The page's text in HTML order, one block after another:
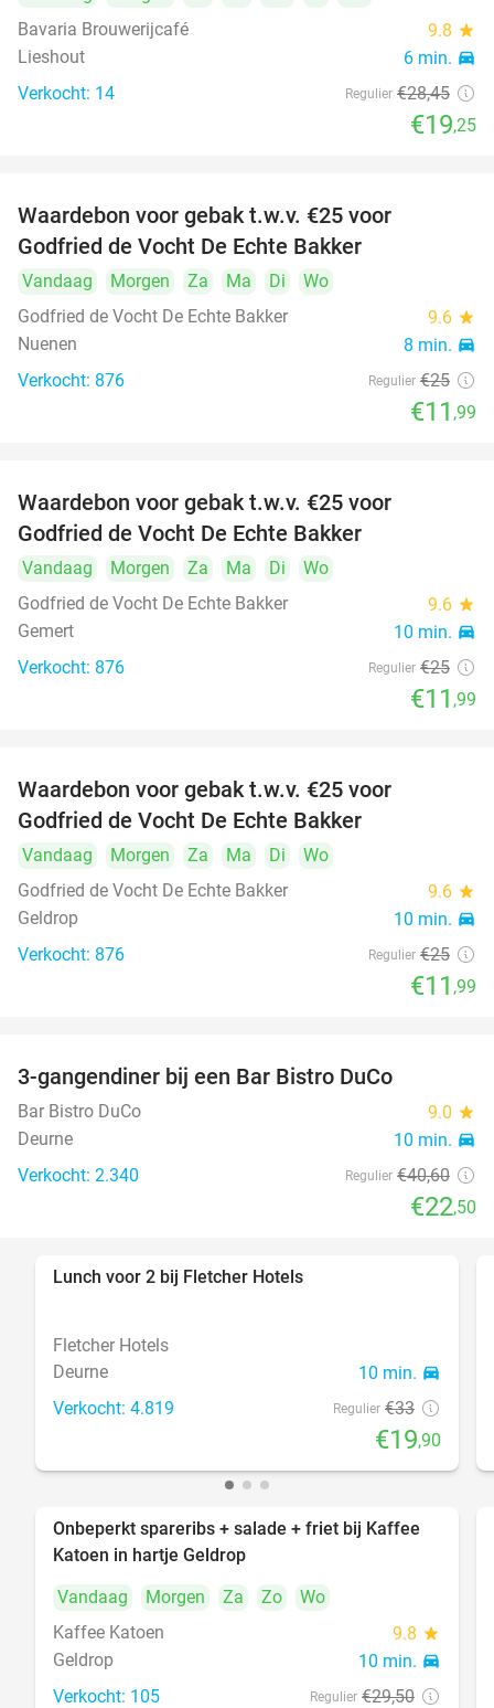
Bavaria Brouwerijcafé
9.8 star
Lieshout 6 min. directions_car
Verkocht: 14 Regulier €28,45
€19,25
Waardebon voor gebak t.w.v. €25 voor
Godfried de Vocht De Echte Bakker
Vandaag Morgen Za Ma Di
Wo
Godfried de Vocht De Echte Bakker
9.6 star
Nuenen 8 min. directions_car
Verkocht: 876 Regulier €25
€11 ,99
Waardebon voor gebak t.w.v. €25 voor
Godfried de Vocht De Echte Bakker
Vandaag Morgen Za Ma Di
Wo
Godfried de Vocht De Echte Bakker
9.6 star
Gemert 10 min. directions_car
Verkocht: 876 Regulier €25
€11 ,99
Waardebon voor gebak t.w.v. €25 voor
Godfried de Vocht De Echte Bakker
Vandaag Morgen Za Ma Di
Wo
Godfried de Vocht De Echte Bakker
9.6 star
Geldrop 10 min. directions_car
Verkocht: 876 Regulier €25
€11 ,99
3-gangendiner bij een Bar Bistro DuCo
Bar Bistro DuCo 9.0 star
Deurne 10 min. directions_car
Verkocht: 2.340 Regulier €40,60
€22,50
Lunch voor 2 bij Fletcher Hotels
Fletcher Hotels
Deurne
10 min. directions_car
Verkocht: 4.819 Regulier €33
€19,90
27%
Onbeperkt spareribs + salade + friet bij Kaffee
Katoen in hartje Geldrop
Vandaag
Morgen Za Zo
Wo
Kaffee Katoen
9.8 star
Geldrop 10 min. directions_car
Verkocht: 105 Regulier €29,50